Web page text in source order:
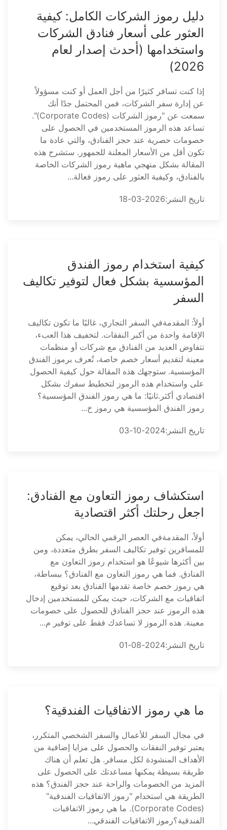
دليل رموز الشركات الكامل: كيفية
العثور على أسعار فنادق الشركات
واستخدامها (أحدث إصدار لعام
2026)
إذا كنت تسافر كثيرًا من أجل العمل أو كنت مسؤولاً
عن إدارة سفر الشركات، فمن المحتمل جدًا أنك
سمعت عن "رموز الشركات (Corporate Codes)".
تساعد هذه الرموز المستخدمين في الحصول على
خصومات حصرية عند حجز الفنادق، والتي عادة ما
تكون أقل من الأسعار المعلنة للجمهور. ستشرح هذه
المقالة بشكل منهجي ماهية رموز الشركات الخاصة
بالفنادق، وكيفية العثور على رموز فعالة...
تاريخ النشر:2026-03-18
كيفية استخدام رموز الفندق
المؤسسية بشكل فعال لتوفير تكاليف
السفر
أولاً: المقدمةفي السفر التجاري، غالبًا ما تكون تكاليف
الإقامة واحدة من أكبر النفقات. لتخفيف هذا العبء،
تتفاوض العديد من الفنادق مع شركات أو منظمات
معينة لتقديم أسعار خصم خاصة، تُعرف برموز الفندق
المؤسسية. ستوجهك هذه المقالة حول كيفية الحصول
على واستخدام هذه الرموز لتخطيط سفرك بشكل
اقتصادي أكثر.ثانيًا: ما هي رموز الفندق المؤسسية؟
رموز الفندق المؤسسية هي رموز خ...
تاريخ النشر:2024-10-03
استكشاف رموز التعاون مع الفنادق:
اجعل رحلتك أكثر اقتصادية
أولاً، المقدمةفي العصر الرقمي الحالي، يمكن
للمسافرين توفير تكاليف السفر بطرق متعددة، ومن
بين أكثرها شيوعًا هو استخدام رموز التعاون مع
الفنادق. فما هي رموز التعاون مع الفنادق؟ ببساطة،
هي رموز خصم خاصة تقدمها الفنادق بعد توقيع
اتفاقيات مع الشركات، حيث يمكن للمستخدمين إدخال
هذه الرموز عند حجز الفنادق للحصول على خصومات
معينة. هذه الرموز لا تساعدك فقط على توفير م...
تاريخ النشر:2024-08-01
ما هي رموز الاتفاقيات الفندقية؟
في مجال السفر للأعمال والسفر الشخصي المتكرر،
يعتبر توفير النفقات والحصول على مزايا إضافية من
الأهداف المنشودة لكل مسافر. هل تعلم أن هناك
طريقة بسيطة يمكنها مساعدتك على الحصول على
المزيد من الخصومات والراحة عند حجز الفندق؟ هذه
الطريقة هي استخدام "رموز الاتفاقيات الفندقية"
(Corporate Codes). ما هي رموز الاتفاقيات
الفندقية؟رموز الاتفاقيات الفندقي...